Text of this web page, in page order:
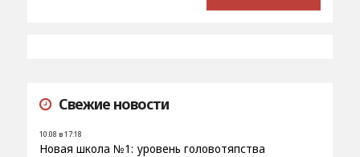
Свежие новости
10.08 в 17:18
Новая школа №1: уровень головотяпства